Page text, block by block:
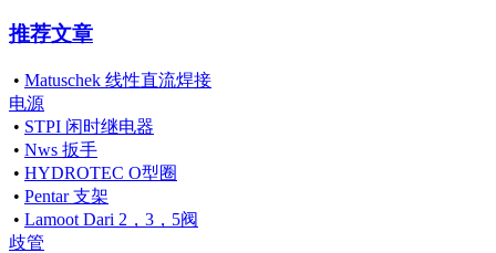
推荐文章
• Matuschek 线性直流焊接
电源
• STPI 闲时继电器
• Nws 扳手
• HYDROTEC O型圈
• Pentar 支架
• Lamoot Dari 2，3，5阀
歧管